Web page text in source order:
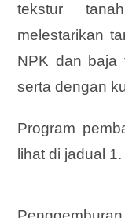
tekstur
melestarikan
NPK dan baja
serta dengan
Program
lihat di jadual 1.